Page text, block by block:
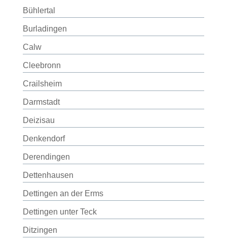
Bühlertal
Burladingen
Calw
Cleebronn
Crailsheim
Darmstadt
Deizisau
Denkendorf
Derendingen
Dettenhausen
Dettingen an der Erms
Dettingen unter Teck
Ditzingen